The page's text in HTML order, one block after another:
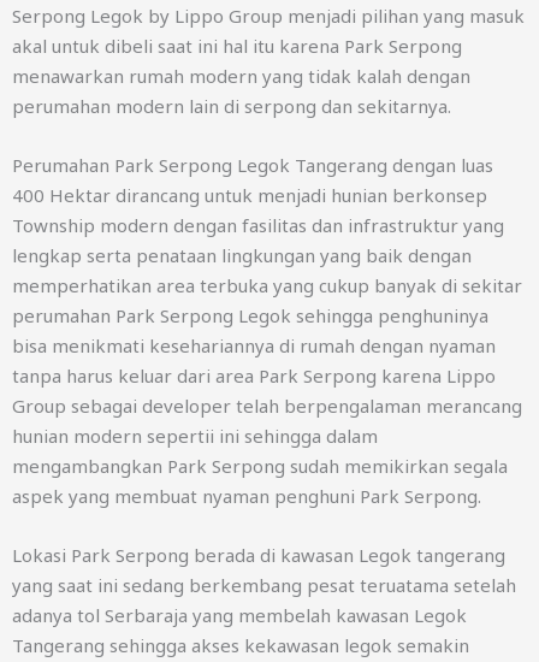
Serpong Legok by Lippo Group menjadi pilihan yang masuk
akal untuk dibeli saat ini hal itu karena Park Serpong
menawarkan rumah modern yang tidak kalah dengan
perumahan modern lain di serpong dan sekitarnya.
Perumahan Park Serpong Legok Tangerang dengan luas
400 Hektar dirancang untuk menjadi hunian berkonsep
Township modern dengan fasilitas dan infrastruktur yang
lengkap serta penataan lingkungan yang baik dengan
memperhatikan area terbuka yang cukup banyak di sekitar
perumahan Park Serpong Legok sehingga penghuninya
bisa menikmati kesehariannya di rumah dengan nyaman
tanpa harus keluar dari area Park Serpong karena Lippo
Group sebagai developer telah berpengalaman merancang
hunian modern sepertii ini sehingga dalam
mengambangkan Park Serpong sudah memikirkan segala
aspek yang membuat nyaman penghuni Park Serpong.
Lokasi Park Serpong berada di kawasan Legok tangerang
yang saat ini sedang berkembang pesat teruatama setelah
adanya tol Serbaraja yang membelah kawasan Legok
Tangerang sehingga akses kekawasan legok semakin